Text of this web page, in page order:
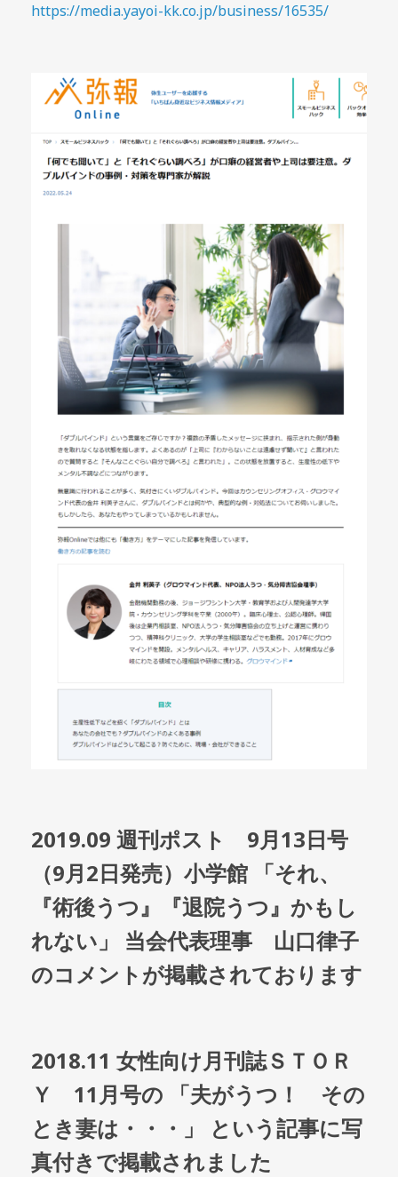
https://media.yayoi-kk.co.jp/business/16535/
2019.09 週刊ポスト 9月13日号
（9月2日発売）小学館 「それ、
『術後うつ』『退院うつ』かもし
れない」 当会代表理事 山口律子
のコメントが掲載されております
2018.11 女性向け月刊誌ＳＴＯＲ
Ｙ 11月号の 「夫がうつ！ その
とき妻は・・・」 という記事に写
真付きで掲載されました